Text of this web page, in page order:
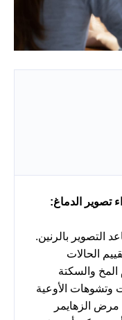
:هناك عدة أسباب وراء التوصية بإجراء تصوير الدماغ
.تقييم الحالات العصبية: يمكن أن يساعد التصوير بالرنين
الحالات
المخ والسكتة
وتشوهات الأوعية
مرض الزهايمر